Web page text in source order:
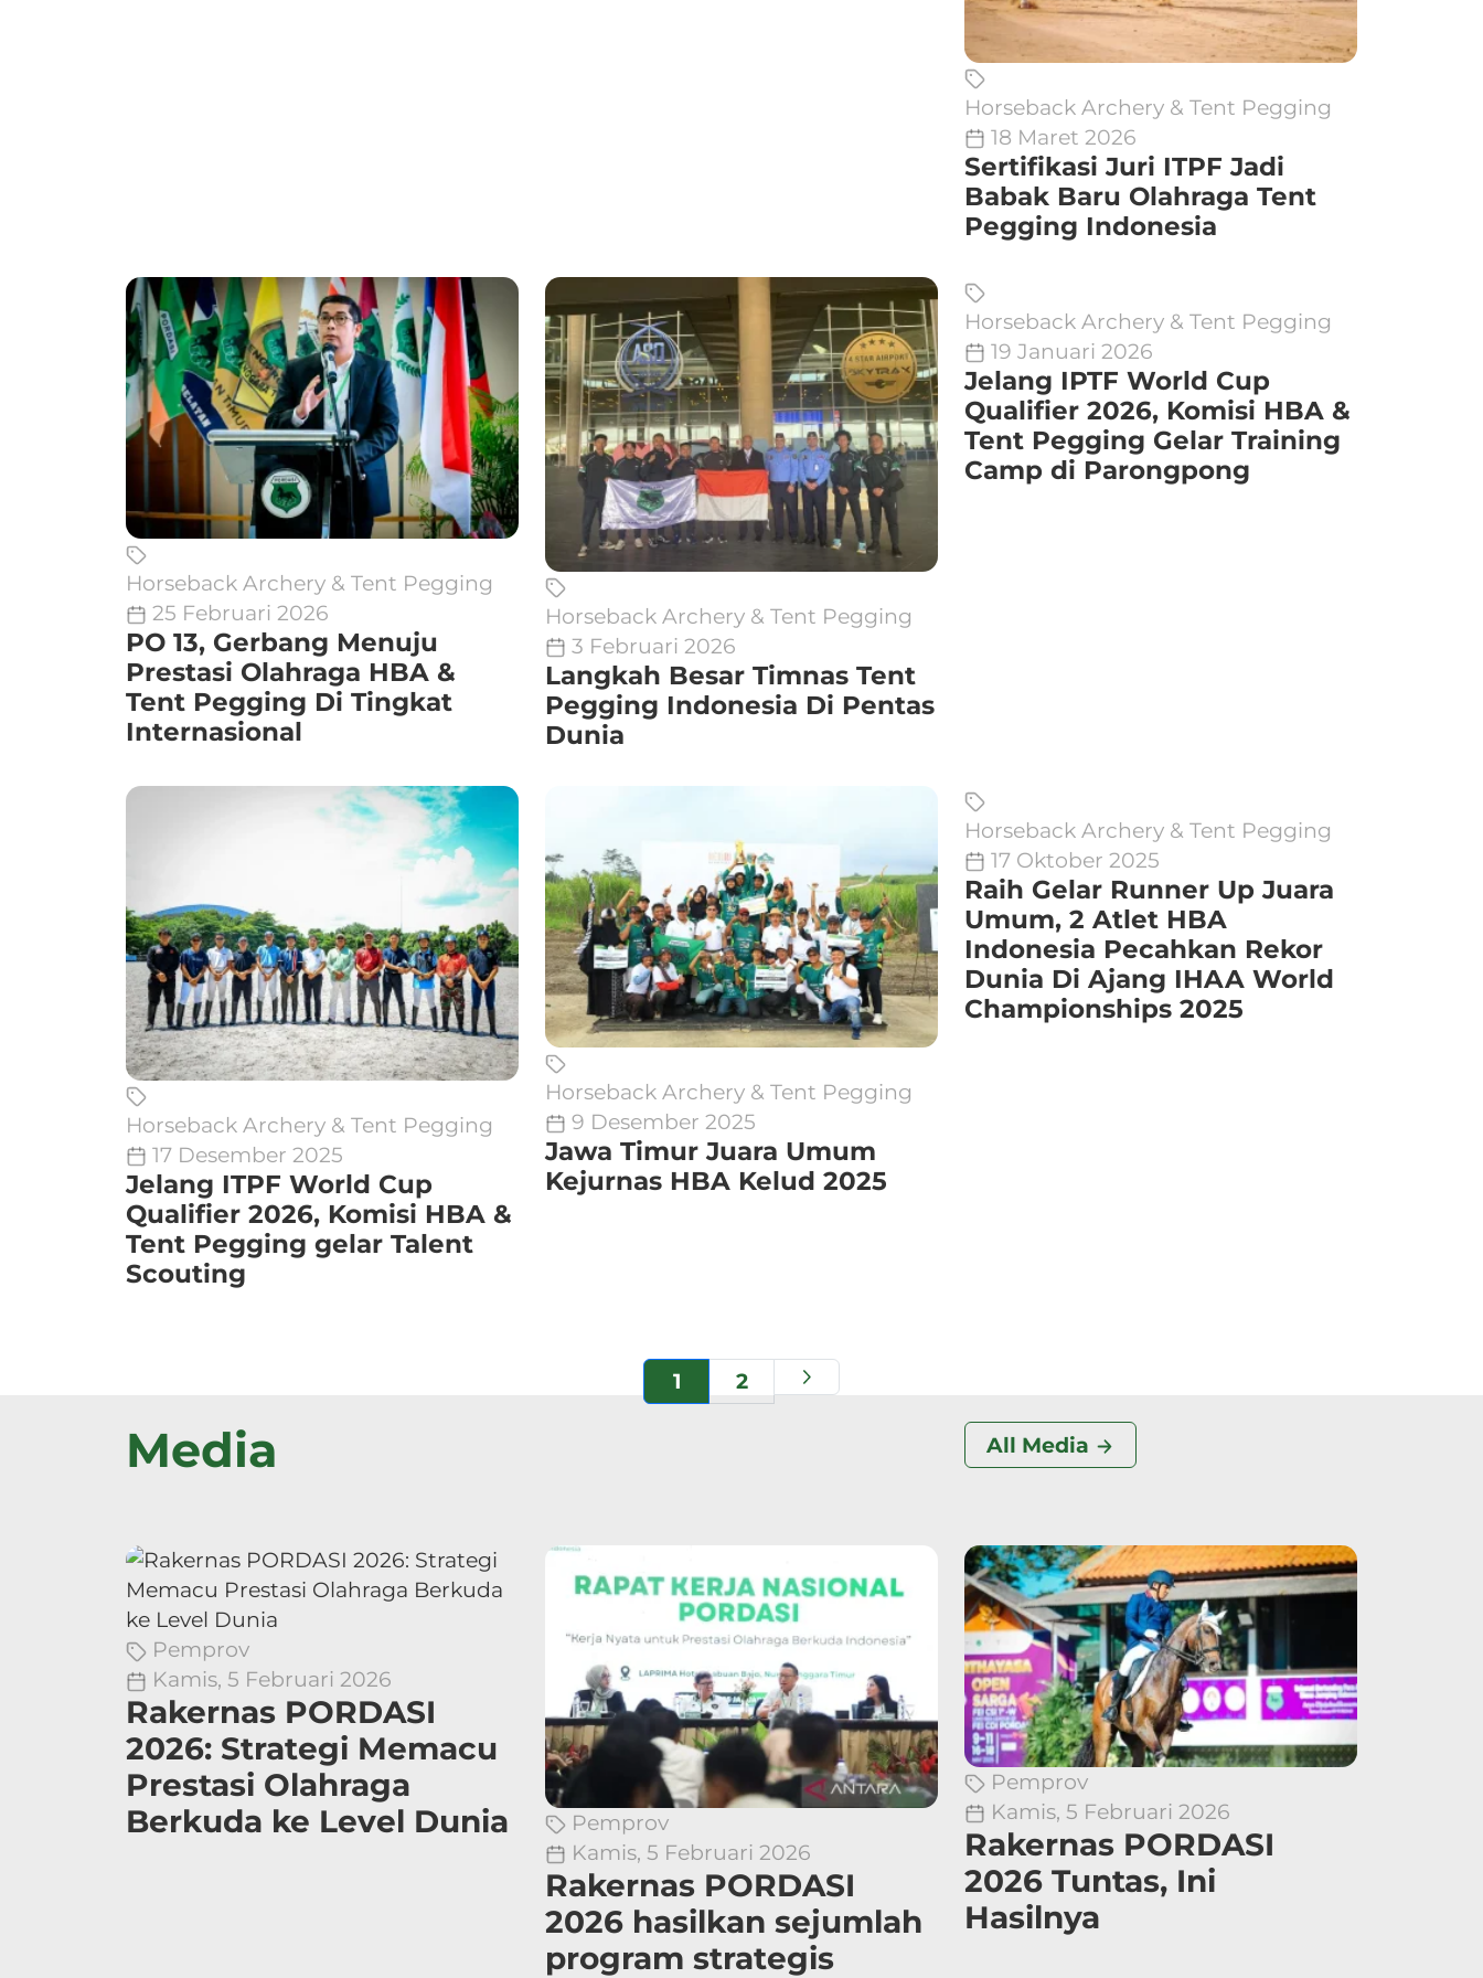
Horseback Archery & Tent Pegging
18 Maret 2026
Sertifikasi Juri ITPF Jadi
Babak Baru Olahraga Tent
Pegging Indonesia
Horseback Archery & Tent Pegging
25 Februari 2026
PO 13, Gerbang Menuju
Prestasi Olahraga HBA &
Tent Pegging Di Tingkat
Internasional
Horseback Archery & Tent Pegging
3 Februari 2026
Langkah Besar Timnas Tent
Pegging Indonesia Di Pentas
Dunia
Horseback Archery & Tent Pegging
19 Januari 2026
Jelang IPTF World Cup
Qualifier 2026, Komisi HBA &
Tent Pegging Gelar Training
Camp di Parongpong
Horseback Archery & Tent Pegging
17 Desember 2025
Jelang ITPF World Cup
Qualifier 2026, Komisi HBA &
Tent Pegging gelar Talent
Scouting
Horseback Archery & Tent Pegging
9 Desember 2025
Jawa Timur Juara Umum
Kejurnas HBA Kelud 2025
Horseback Archery & Tent Pegging
17 Oktober 2025
Raih Gelar Runner Up Juara
Umum, 2 Atlet HBA
Indonesia Pecahkan Rekor
Dunia Di Ajang IHAA World
Championships 2025
1 2
Media All Media
Pemprov
Kamis, 5 Februari 2026
Rakernas PORDASI
2026: Strategi Memacu
Prestasi Olahraga
Berkuda ke Level Dunia
Pemprov
Kamis, 5 Februari 2026
Rakernas PORDASI
2026 hasilkan sejumlah
program strategis
Pemprov
Kamis, 5 Februari 2026
Rakernas PORDASI
2026 Tuntas, Ini
Hasilnya